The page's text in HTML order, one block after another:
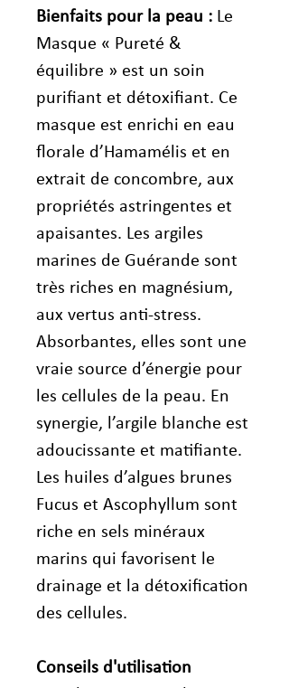
Bienfaits pour la peau : Le
Masque « Pureté &
équilibre » est un soin
purifiant et détoxifiant. Ce
masque est enrichi en eau
florale d’Hamamélis et en
extrait de concombre, aux
propriétés astringentes et
apaisantes. Les argiles
marines de Guérande sont
très riches en magnésium,
aux vertus anti-stress.
Absorbantes, elles sont une
vraie source d’énergie pour
les cellules de la peau. En
synergie, l’argile blanche est
adoucissante et matifiante.
Les huiles d’algues brunes
Fucus et Ascophyllum sont
riche en sels minéraux
marins qui favorisent le
drainage et la détoxification
des cellules.
Conseils d'utilisation